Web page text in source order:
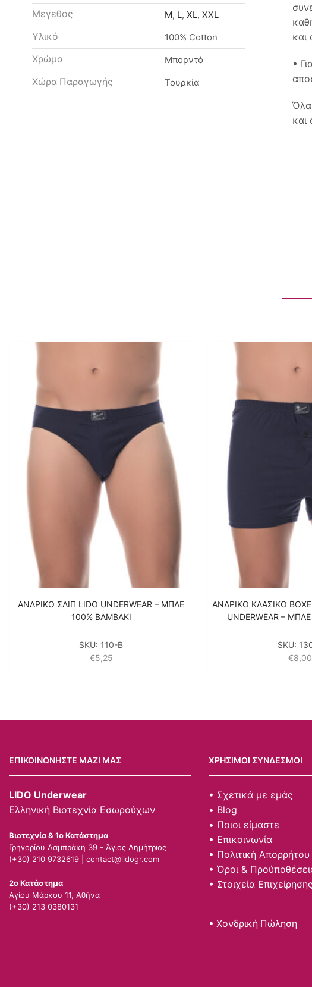
Μεγεθος
M, L, XL, XXL
Υλικό
100% Cotton
Χρώμα
Μπορντό
Χώρα Παραγωγής
Τουρκία
και
•
Όλα
και
ΑΝΔΡΙΚΟ ΣΛΙΠ LIDO UNDERWEAR – ΜΠΛΕ
100% ΒΑΜΒΑΚΙ
SKU: 110-B
€5,25
ΑΝΔΡΙΚΟ ΚΛΑΣΙΚΟ
UNDERWEAR –
SKU:
€8,00
ΕΠΙΚΟΙΝΩΝΉΣΤΕ ΜΑΖΊ ΜΑΣ
LIDO Underwear
Ελληνική Βιοτεχνία Εσωρούχων
Βιοτεχνία & 1ο Κατάστημα
Γρηγορίου Λαμπράκη 39 - Άγιος Δημήτριος
(+30) 210 9732619 | contact@lidogr.com
2ο Κατάστημα
Αγίου Μάρκου 11, Αθήνα
(+30) 213 0380131
ΧΡΉΣΙΜΟΙ ΣΎΝΔΕΣΜΟΙ
• Σχετικά με εμάς
• Blog
• Ποιοι είμαστε
• Επικοινωνία
• Πολιτική Απορρήτου
• Όροι &
• Στοιχεία Επιχείρησης
• Χονδρική Πώληση